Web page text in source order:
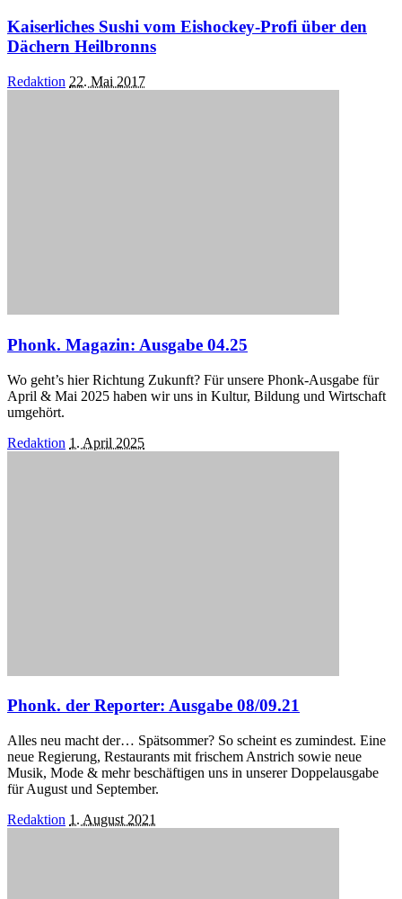
Kaiserliches Sushi vom Eishockey-Profi über den
Dächern Heilbronns
Posted
Redaktion 22. Mai 2017
Phonk. Magazin: Ausgabe 04.25
Wo geht’s hier Richtung Zukunft? Für unsere Phonk-Ausgabe für
April & Mai 2025 haben wir uns in Kultur, Bildung und Wirtschaft
umgehört.
Posted
Redaktion 1. April 2025
Phonk. der Reporter: Ausgabe 08/09.21
Alles neu macht der… Spätsommer? So scheint es zumindest. Eine
neue Regierung, Restaurants mit frischem Anstrich sowie neue
Musik, Mode & mehr beschäftigen uns in unserer Doppelausgabe
für August und September.
Posted
Redaktion 1. August 2021